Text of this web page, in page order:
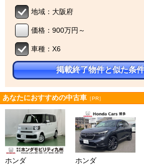
地域：大阪府
価格：900万円～
車種：X6
掲載終了物件と似た条
あなたにおすすめの中古車 ［PR］
ホンダ
ホンダ